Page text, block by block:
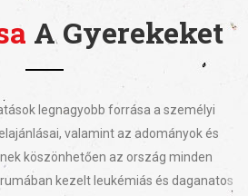
A Gyerekeket
legnagyobb forrása a személyi
valamint az adományok és
köszönhetően az ország minden
kezelt leukémiás és daganatos